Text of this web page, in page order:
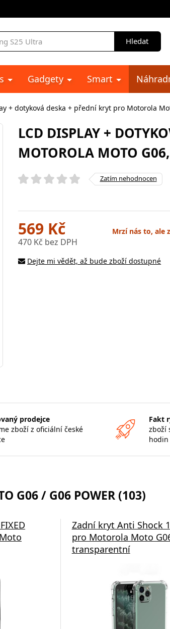
Hledat
Gadgety Smart
+ dotyková deska + přední kryt pro Motorola
LCD DISPLAY +
MOTOROLA MOTO
Zatím nehodnocen
569 Kč
470 Kč bez DPH
Mrzí nás to, ale
Dejte mi vědět, až bude zboží dostupné
prodejce
zboží z oficiální české
Fakt
zboží
hodin
G06 / G06 POWER (103)
Zadní kryt Anti Shock
pro Motorola Moto
transparentní